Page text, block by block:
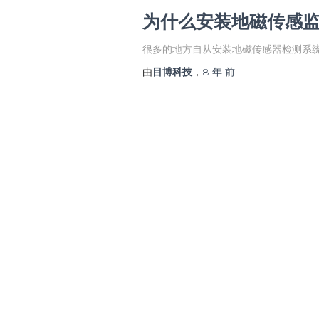
为什么安装地磁传感
很多的地方自从安装地磁传感器检测系
由目博科技， 8 年前